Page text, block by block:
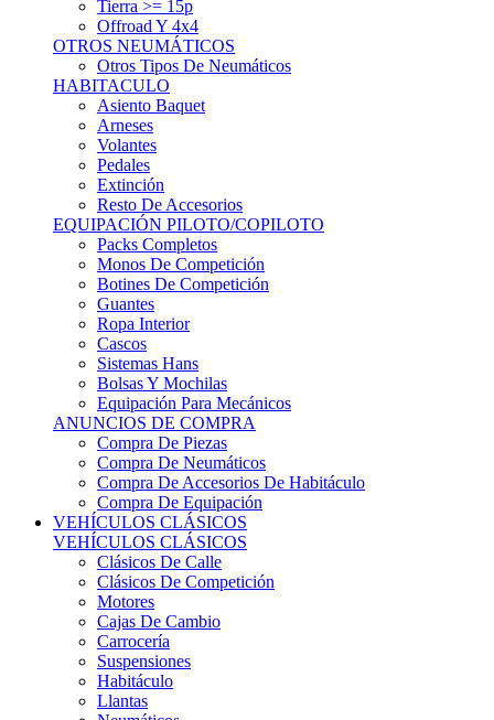
OTROS NEUMÁTICOS
Otros Tipos De Neumáticos
HABITACULO
Asiento Baquet
Arneses
Volantes
Pedales
Extinción
Resto De Accesorios
EQUIPACIÓN PILOTO/COPILOTO
Packs Completos
Monos De Competición
Botines De Competición
Guantes
Ropa Interior
Cascos
Sistemas Hans
Bolsas Y Mochilas
Equipación Para Mecánicos
ANUNCIOS DE COMPRA
Compra De Piezas
Compra De Neumáticos
Compra De Accesorios De Habitáculo
Compra De Equipación
VEHÍCULOS CLÁSICOS
VEHÍCULOS CLÁSICOS
Clásicos De Calle
Clásicos De Competición
Motores
Cajas De Cambio
Carrocería
Suspensiones
Habitáculo
Llantas
Neumáticos
ANUNCIOS DE COMPRA